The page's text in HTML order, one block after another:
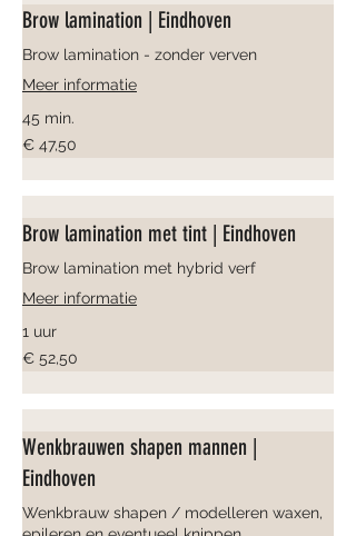
Brow lamination | Eindhoven
Brow lamination - zonder verven
Meer informatie
45 min.
47,50
euro
€ 47,50
Brow lamination met tint | Eindhoven
Brow lamination met hybrid verf
Meer informatie
1 uur
52,50
euro
€ 52,50
Wenkbrauwen shapen mannen |
Eindhoven
Wenkbrauw shapen / modelleren waxen,